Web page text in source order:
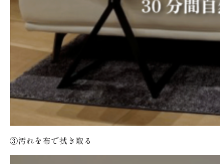
③汚れを布で拭き取る